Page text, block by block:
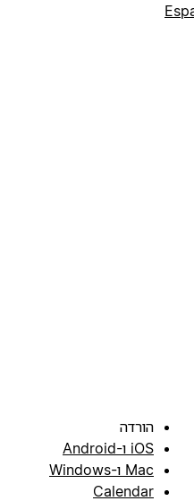
הורדה
iOS ו-Android
Mac ו-Windows
Calendar